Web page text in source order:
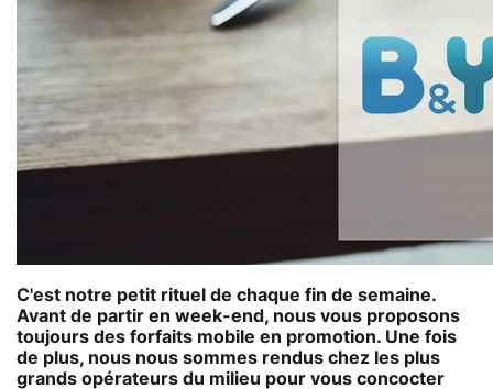
C'est notre petit rituel de chaque fin de semaine.
Avant de partir en week-end, nous vous proposons
toujours des forfaits mobile en promotion. Une fois
de plus, nous nous sommes rendus chez les plus
grands opérateurs du milieu pour vous concocter